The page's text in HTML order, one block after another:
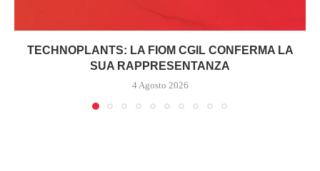
TECHNOPLANTS: LA FIOM CGIL CONFERMA LA
SUA RAPPRESENTANZA
4 Agosto 2026